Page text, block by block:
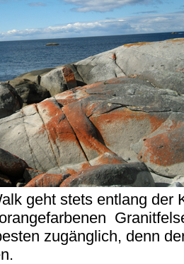
geht stets entlang der
zugänglich, denn